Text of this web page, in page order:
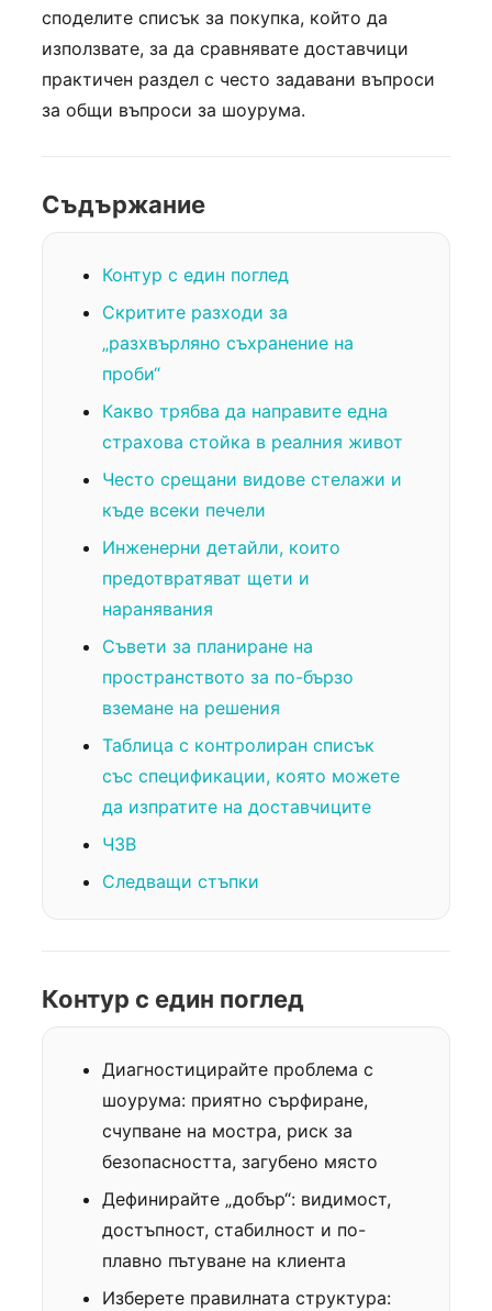
споделите списък за покупка, който да
използвате, за да сравнявате доставчици
практичен раздел с често задавани въпроси
за общи въпроси за шоурума.
Съдържание
Контур с един поглед
Скритите разходи за
„разхвърляно съхранение на
проби“
Какво трябва да направите една
страхова стойка в реалния живот
Често срещани видове стелажи и
къде всеки печели
Инженерни детайли, които
предотвратяват щети и
наранявания
Съвети за планиране на
пространството за по-бързо
вземане на решения
Таблица с контролиран списък
със спецификации, която можете
да изпратите на доставчиците
ЧЗВ
Следващи стъпки
Контур с един поглед
Диагностицирайте проблема с
шоурума: приятно сърфиране,
счупване на мостра, риск за
безопасността, загубено място
Дефинирайте „добър“: видимост,
достъпност, стабилност и по-
плавно пътуване на клиента
Изберете правилната структура: